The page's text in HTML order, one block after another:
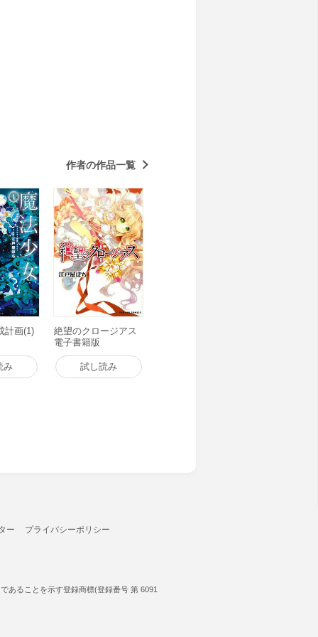
作者の作品一覧
計画(1)
み
絶望のクロージアス
電子書籍版
試し読み
ー プライバシーポリシー
あることを示す登録商標(登録番号 第 6091